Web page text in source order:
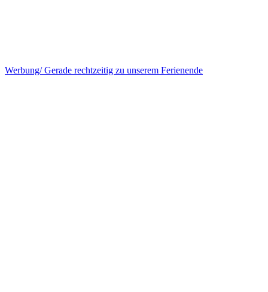
Werbung/ Gerade rechtzeitig zu unserem Ferienende